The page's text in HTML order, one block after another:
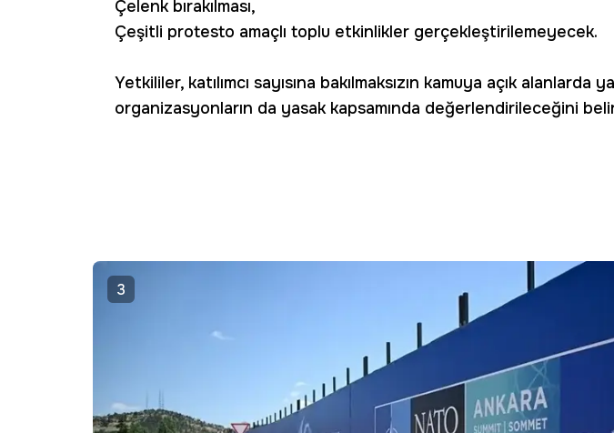
Çelenk bırakılması,
Çeşitli protesto amaçlı toplu etkinlikler gerçekleştirilemeyecek.
Yetkililer, katılımcı sayısına bakılmaksızın kamuya açık alanlarda
organizasyonların da yasak kapsamında değerlendirileceğini
3